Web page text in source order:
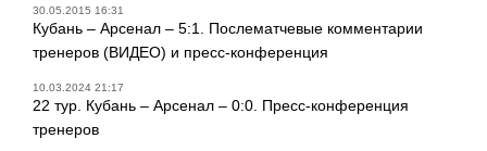
30.05.2015 16:31
Кубань – Арсенал – 5:1. Послематчевые комментарии
тренеров (ВИДЕО) и пресс-конференция
10.03.2024 21:17
22 тур. Кубань – Арсенал – 0:0. Пресс-конференция
тренеров